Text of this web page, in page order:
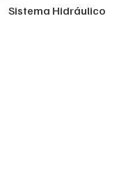
Sistema Hidráulico